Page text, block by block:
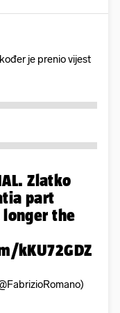
je prenio vijest
Zlatko
part
longer the
kKU72GDZ